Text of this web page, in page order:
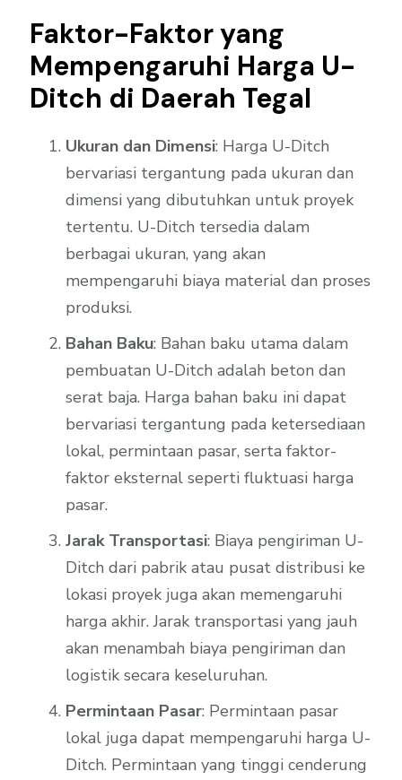
Faktor-Faktor yang
Mempengaruhi Harga U-
Ditch di Daerah Tegal
Ukuran dan Dimensi: Harga U-Ditch
bervariasi tergantung pada ukuran dan
dimensi yang dibutuhkan untuk proyek
tertentu. U-Ditch tersedia dalam
berbagai ukuran, yang akan
mempengaruhi biaya material dan proses
produksi.
Bahan Baku: Bahan baku utama dalam
pembuatan U-Ditch adalah beton dan
serat baja. Harga bahan baku ini dapat
bervariasi tergantung pada ketersediaan
lokal, permintaan pasar, serta faktor-
faktor eksternal seperti fluktuasi harga
pasar.
Jarak Transportasi: Biaya pengiriman U-
Ditch dari pabrik atau pusat distribusi ke
lokasi proyek juga akan memengaruhi
harga akhir. Jarak transportasi yang jauh
akan menambah biaya pengiriman dan
logistik secara keseluruhan.
Permintaan Pasar: Permintaan pasar
lokal juga dapat mempengaruhi harga U-
Ditch. Permintaan yang tinggi cenderung